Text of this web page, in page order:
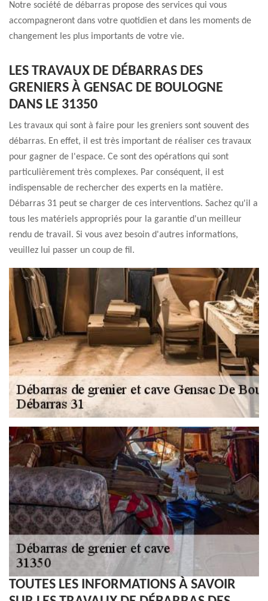
Notre société de débarras propose des services qui vous
accompagneront dans votre quotidien et dans les moments de
changement les plus importants de votre vie.
LES TRAVAUX DE DÉBARRAS DES
GRENIERS À GENSAC DE BOULOGNE
DANS LE 31350
Les travaux qui sont à faire pour les greniers sont souvent des
débarras. En effet, il est très important de réaliser ces travaux
pour gagner de l'espace. Ce sont des opérations qui sont
particulièrement très complexes. Par conséquent, il est
indispensable de rechercher des experts en la matière.
Débarras 31 peut se charger de ces interventions. Sachez qu'il a
tous les matériels appropriés pour la garantie d'un meilleur
rendu de travail. Si vous avez besoin d'autres informations,
veuillez lui passer un coup de fil.
TOUTES LES INFORMATIONS À SAVOIR